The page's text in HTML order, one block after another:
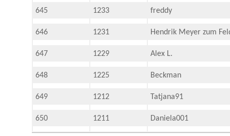
645 1233 freddy
646 1231 Hendrik Meyer zum
647 1229 Alex L.
648 1225 Beckman
649 1212 Tatjana91
650 1211 Daniela001